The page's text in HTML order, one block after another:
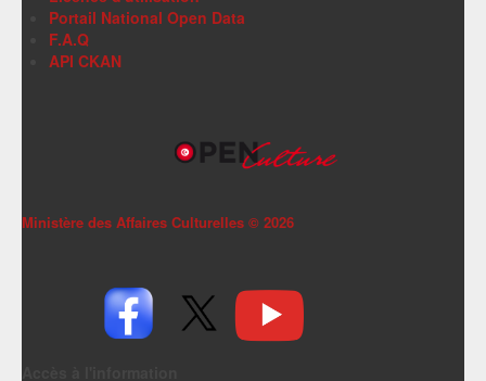
Portail National Open Data
F.A.Q
API CKAN
Ministère des Affaires Culturelles © 2026